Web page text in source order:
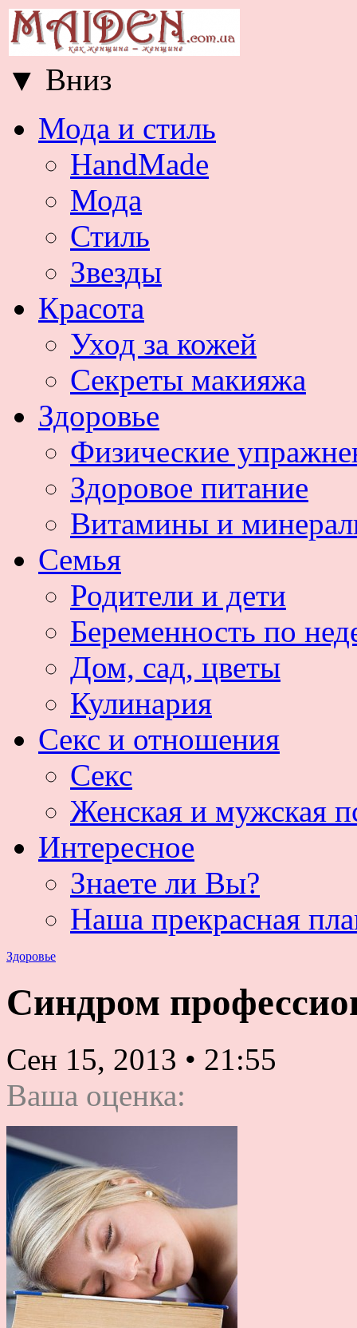
▼ Вниз
Мода и стиль
HandMade
Мода
Стиль
Звезды
Красота
Уход за кожей
Секреты макияжа
Здоровье
Физические
Здоровое питание
Витамины и
Семья
Родители и дети
Беременность по
Дом, сад, цветы
Кулинария
Секс и отношения
Секс
Женская и мужская
Интересное
Знаете ли Вы?
Наша прекрасная
Здоровье
Синдром
Сен 15, 2013 • 21:55
Ваша оценка: